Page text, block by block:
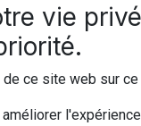
vie
ce site web sur ce